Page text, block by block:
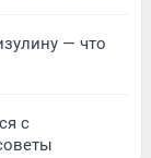
— что
с